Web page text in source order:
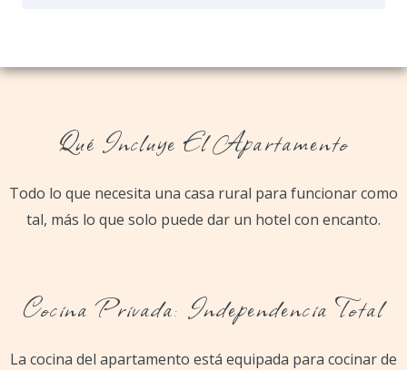
Qué Incluye El Apartamento
Todo lo que necesita una casa rural para funcionar como
tal, más lo que solo puede dar un hotel con encanto.
Cocina Privada: Independencia Total
La cocina del apartamento está equipada para cocinar de